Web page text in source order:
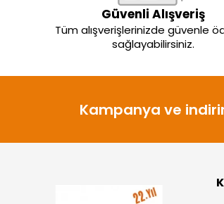
Güvenli Alışveriş
Tüm alışverişlerinizde güvenle
sağlayabilirsiniz.
Kampanya ve